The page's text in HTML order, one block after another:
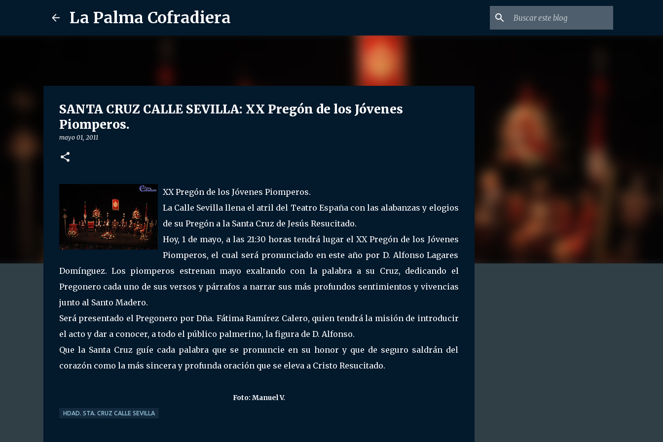
La Palma Cofradiera
SANTA CRUZ CALLE SEVILLA: XX Pregón de los Jóvenes
Piomperos.
mayo 01, 2011
XX Pregón de los Jóvenes Piomperos.
La Calle Sevilla llena el atril del Teatro España con las alabanzas y elogios
de su Pregón a la Santa Cruz de Jesús Resucitado.
Hoy, 1 de mayo, a las 21:30 horas tendrá lugar el XX Pregón de los Jóvenes
Piomperos, el cual será pronunciado en este año por D. Alfonso Lagares
Domínguez. Los piomperos estrenan mayo exaltando con la palabra a su Cruz, dedicando el
Pregonero cada uno de sus versos y párrafos a narrar sus más profundos sentimientos y vivencias
junto al Santo Madero.
Será presentado el Pregonero por Dña. Fátima Ramírez Calero, quien tendrá la misión de introducir
el acto y dar a conocer, a todo el público palmerino, la figura de D. Alfonso.
Que la Santa Cruz guíe cada palabra que se pronuncie en su honor y que de seguro saldrán del
corazón como la más sincera y profunda oración que se eleva a Cristo Resucitado.
Foto: Manuel V.
HDAD. STA. CRUZ CALLE SEVILLA